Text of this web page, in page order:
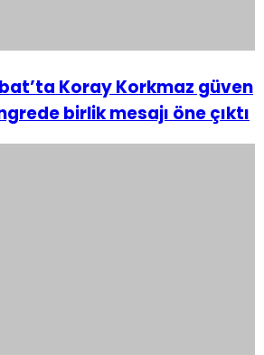
Koray Korkmaz güven
birlik mesajı öne çıktı